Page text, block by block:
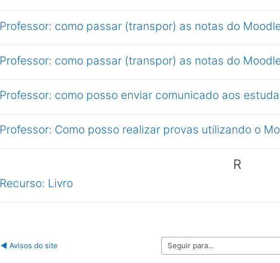
Professor: como passar (transpor) as notas do
Professor: como passar (transpor) as notas do
Professor: como posso enviar comunicado aos
Professor: Como posso realizar provas utilizando o
R
Recurso: Livro
◀︎ Avisos do site Seguir para...